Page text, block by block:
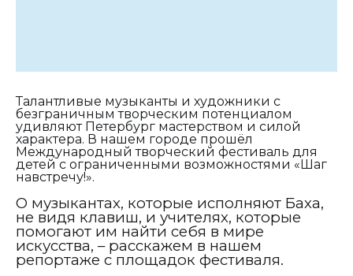
Талантливые музыканты и художники с
безграничным творческим потенциалом
удивляют Петербург мастерством и силой
характера. В нашем городе прошёл
Международный творческий фестиваль для
детей с ограниченными возможностями «Шаг
навстречу!».
О музыкантах, которые исполняют Баха,
не видя клавиш, и учителях, которые
помогают им найти себя в мире
искусства, – расскажем в нашем
репортаже с площадок фестиваля.